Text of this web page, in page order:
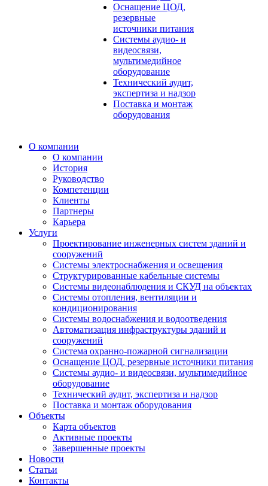
Оснащение ЦОД,
резервные
источники питания
Системы аудио- и
видеосвязи,
мультимедийное
оборудование
Технический аудит,
экспертиза и надзор
Поставка и монтаж
оборудования
О компании
О компании
История
Руководство
Компетенции
Клиенты
Партнеры
Карьера
Услуги
Проектирование инженерных систем зданий и
сооружений
Системы электроснабжения и освещения
Структурированные кабельные системы
Системы видеонаблюдения и СКУД на объектах
Системы отопления, вентиляции и
кондиционирования
Системы водоснабжения и водоотведения
Автоматизация инфраструктуры зданий и
сооружений
Система охранно-пожарной сигнализации
Оснащение ЦОД, резервные источники питания
Системы аудио- и видеосвязи, мультимедийное
оборудование
Технический аудит, экспертиза и надзор
Поставка и монтаж оборудования
Объекты
Карта объектов
Активные проекты
Завершенные проекты
Новости
Статьи
Контакты